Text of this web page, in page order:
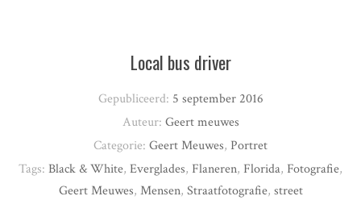
Local bus driver
Gepubliceerd: 5 september 2016
Auteur: Geert meuwes
Categorie: Geert Meuwes, Portret
Tags: Black & White, Everglades, Flaneren, Florida, Fotografie,
Geert Meuwes, Mensen, Straatfotografie, street